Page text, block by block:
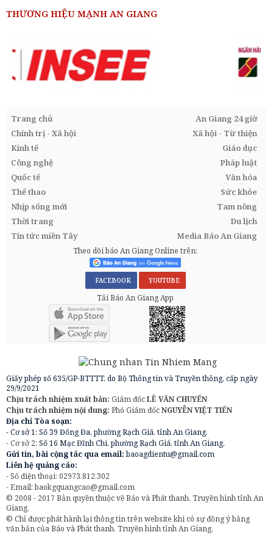
THƯƠNG HIỆU MẠNH AN GIANG
Trang chủ
An Giang 24 giờ
Chính trị - Xã hội
Xã hội - Từ thiện
Kinh tế
Giáo dục
Công nghệ
Pháp luật
Quốc tế
Văn hóa
Thể thao
Sức khỏe
Nhịp sống mới
Tam nông
Thời trang
Du lịch
Tin tức miền Tây
Media Báo An Giang
Theo dõi báo An Giang Online trên:
FACEBOOK YOUTUBE
Tải Báo An Giang App
Giấy phép số 635/GP-BTTTT, do Bộ Thông tin và Truyền thông, cấp ngày
29/9/2021
Chịu trách nhiệm xuất bản: Giám đốcLÊ VĂN CHUYỂN
Chịu trách nhiệm nội dung: Phó Giám đốcNGUYỄN VIỆT TIẾN
Địa chỉ Tòa soạn:
- Cơ sở 1: Số 39 Đống Đa, phường Rạch Giá, tỉnh An Giang.
- Cơ sở 2: Số 16 Mạc Đĩnh Chi, phường Rạch Giá, tỉnh An Giang.
Gửi tin, bài cộng tác qua email:baoagdientu@gmail.com
Liên hệ quảng cáo:
- Số điện thoại: 02973.812.302
- Email:baokgquangcao@gmail.com
© 2008 - 2017 Bản quyền thuộc về Báo và Phát thanh, Truyền hình tỉnh An
Giang.
© Chỉ được phát hành lại thông tin trên website khi có sự đồng ý bằng
văn bản của Báo và Phát thanh, Truyền hình tỉnh An Giang.